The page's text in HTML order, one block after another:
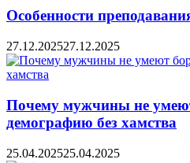
Особенности
27.12.202527.12.2025
Почему мужчины не
демографию без хамства
25.04.202525.04.2025